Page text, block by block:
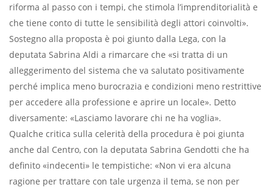
riforma al passo con i tempi, che stimola l’imprenditorialità e
che tiene conto di tutte le sensibilità degli attori coinvolti».
Sostegno alla proposta è poi giunto dalla Lega, con la
deputata Sabrina Aldi a rimarcare che «si tratta di un
alleggerimento del sistema che va salutato positivamente
perché implica meno burocrazia e condizioni meno restrittive
per accedere alla professione e aprire un locale». Detto
diversamente: «Lasciamo lavorare chi ne ha voglia».
Qualche critica sulla celerità della procedura è poi giunta
anche dal Centro, con la deputata Sabrina Gendotti che ha
definito «indecenti» le tempistiche: «Non vi era alcuna
ragione per trattare con tale urgenza il tema, se non per